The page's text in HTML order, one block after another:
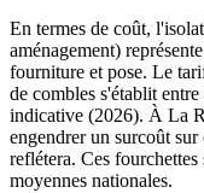
En termes de coût,
aménagement)
fourniture et pose. Le
de combles s'établit
indicative (2026). À La
engendrer un surcoût
reflétera. Ces
moyennes nationales.